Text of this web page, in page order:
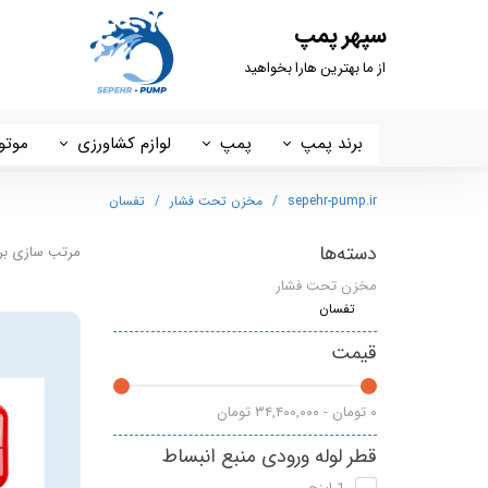
سپهر پمپ
از ما بهترین هارا بخواهید
برند پمپ
داب DAB
سیستما SISTEMA
تایفو
آبکو ABCO
گرین GREEN
شیمجه
پمپ
پمپ خانگی
لوازم کشاورزی
کفکش ، لجنکش و شناور
سم پاش
علف زن
پوتر
sepehr-pump.ir مخزن تحت فشار تفسان
دسته‌ها
مخزن تحت فشار
تفسان
قیمت
۰ تومان - ۳۴,۴۰۰,۰۰۰ تومان
قطر لوله ورودی منبع انبساط
مرتب سازی